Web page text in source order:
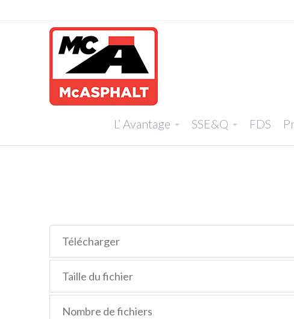
L’ Avantage SSE&Q FDS
Télécharger
Taille du fichier
Nombre de fichiers